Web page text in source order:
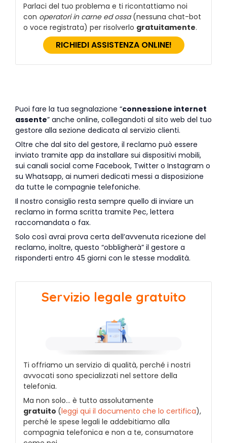
Parlaci del tuo problema e ti ricontattiamo noi
con operatori in carne ed ossa(nessuna chat-bot
o voce registrata) per risolverlo gratuitamente.
RICHIEDI ASSISTENZA ONLINE!
Puoi fare la tua segnalazione “connessione internet
assente” anche online, collegandoti al sito web del tuo
gestore alla sezione dedicata al servizio clienti.
Oltre che dal sito del gestore, il reclamo può essere
inviato tramite app da installare sui dispositivi mobili,
sui canali social come Facebook, Twitter o Instagram o
su Whatsapp, ai numeri dedicati messi a disposizione
da tutte le compagnie telefoniche.
Il nostro consiglio resta sempre quello di inviare un
reclamo in forma scritta tramite Pec, lettera
raccomandata o fax.
Solo così avrai prova certa dell’avvenuta ricezione del
reclamo, inoltre, questo “obbligherà” il gestore a
risponderti entro 45 giorni con le stesse modalità.
Servizio legale gratuito
Ti offriamo un servizio di qualità, perché i nostri
avvocati sono specializzati nel settore della
telefonia.
Ma non solo… è tutto assolutamente
gratuito (leggi qui il documento che lo certifica),
perché le spese legali le addebitiamo alla
compagnia telefonica e non a te, consumatore